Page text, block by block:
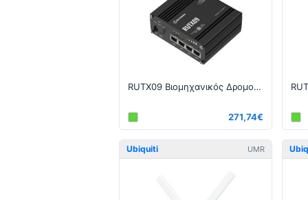
RUTX09 Βιομηχανικός Δρομολογητής LTE-A CAT6 Διπλό SIM
271,74€
Ubiquiti UMR